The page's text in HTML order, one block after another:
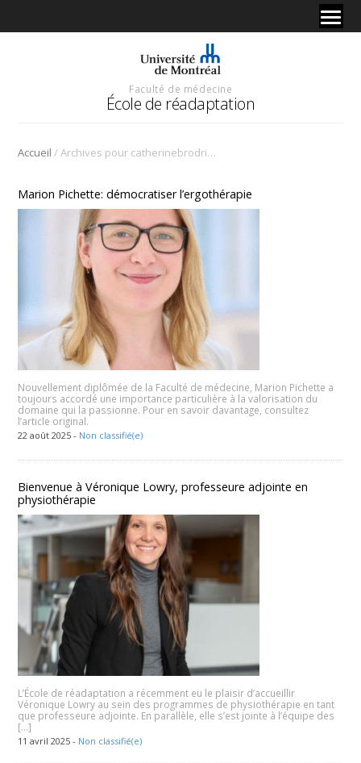
Faculté de médecine
École de réadaptation
Accueil / Archives pour catherinebrodriqueboisvert
Marion Pichette: démocratiser l’ergothérapie
Nouvellement diplômée de la Faculté de médecine, Marion Pichette a
toujours accordé une importance particulière à la valorisation du
domaine qui la passionne. Pour en savoir davantage, consultez
l’article original.
22 août 2025 - Non classifié(e)
Bienvenue à Véronique Lowry, professeure adjointe en
physiothérapie
L’École de réadaptation a récemment eu le plaisir d’accueillir
Véronique Lowry au sein des programmes de physiothérapie en tant
que professeure adjointe. En parallèle, elle s’est jointe à l’équipe des
[…]
11 avril 2025 - Non classifié(e)